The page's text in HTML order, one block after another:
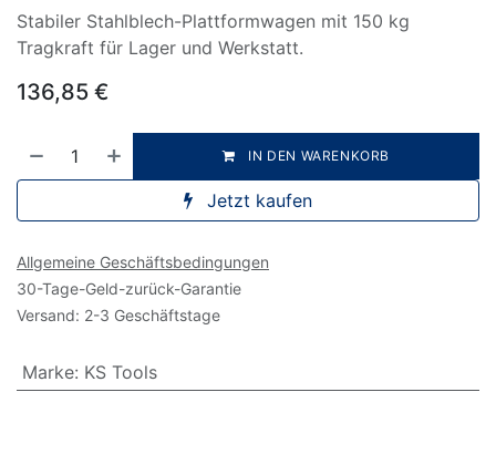
Stabiler Stahlblech-Plattformwagen mit 150 kg
Tragkraft für Lager und Werkstatt.
136,85 €
IN DEN WARENKORB
Jetzt kaufen
Allgemeine Geschäftsbedingungen
30-Tage-Geld-zurück-Garantie
Versand: 2-3 Geschäftstage
Marke: KS Tools